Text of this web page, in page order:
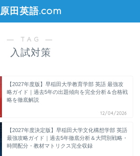
原田英語.com
― TAG ―
入試対策
【2027年度版】早稲田大学教育学部 英語 最強攻
略ガイド｜過去5年の出題傾向を完全分析＆合格戦
略を徹底解説
12/04/2026
【2027年度決定版】早稲田大学文化構想学部 英語
最強攻略ガイド｜過去5年徹底分析＆大問別戦略・
時間配分・教材マトリクス完全収録